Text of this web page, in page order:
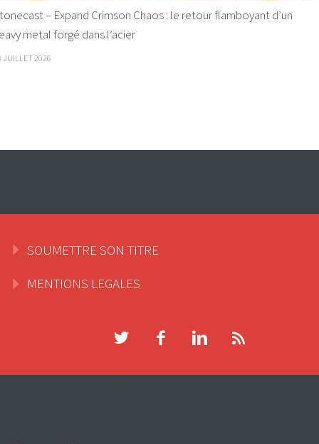
– Expand Crimson Chaos : le retour flamboyant d’un
metal forgé dans l’acier
JUILLET 2026
SOUMETTRE SON TITRE
MENTIONS LEGALES